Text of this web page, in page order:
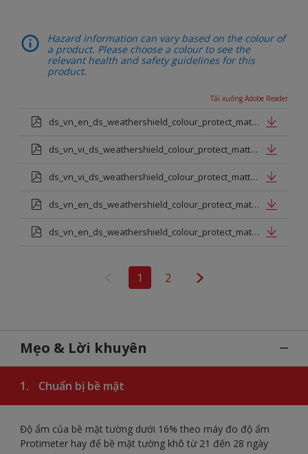
Hazard information can vary based on the colour of
a product. Please choose a colour to see the
relevant health and safety guidelines for this
product.
Tải xuống Adobe Reader
ds_vn_en_ds_weathershield_colour_protect_matt_base.pdf
ds_vn_vi_ds_weathershield_colour_protect_matt_base.pdf
ds_vn_vi_ds_weathershield_colour_protect_matt_tt_base.pdf
ds_vn_en_ds_weathershield_colour_protect_matt_tt_base.pdf
ds_vn_en_ds_weathershield_colour_protect_matt_white.pdf
1 2
Mẹo & Lời khuyên
1. Chuẩn bị bề mặt
Độ ẩm của bề mặt tường dưới 16% theo máy đo độ ẩm
Protimeter hay để bề mặt tường khô từ 21 đến 28 ngày